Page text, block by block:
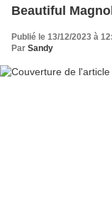
Beautiful
Publié le 13/12/2023 à
Par Sandy